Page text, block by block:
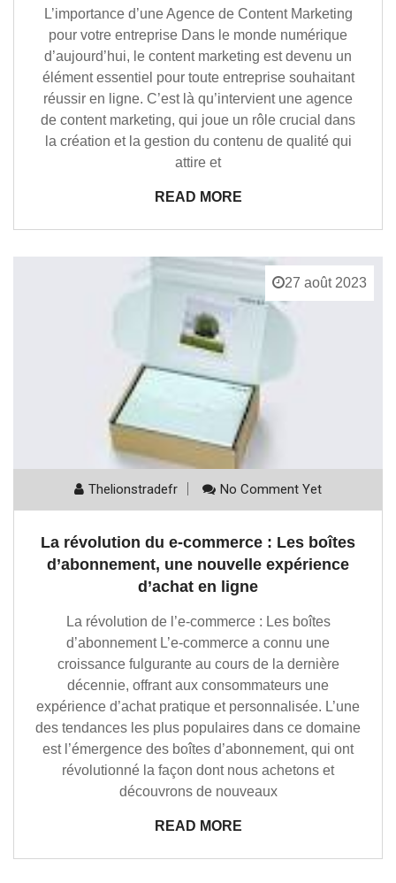
L’importance d’une Agence de Content Marketing
pour votre entreprise Dans le monde numérique
d’aujourd’hui, le content marketing est devenu un
élément essentiel pour toute entreprise souhaitant
réussir en ligne. C’est là qu’intervient une agence
de content marketing, qui joue un rôle crucial dans
la création et la gestion du contenu de qualité qui
attire et
READ MORE
27 août 2023
Thelionstradefr No Comment Yet
La révolution du e-commerce : Les boîtes
d’abonnement, une nouvelle expérience
d’achat en ligne
La révolution de l’e-commerce : Les boîtes
d’abonnement L’e-commerce a connu une
croissance fulgurante au cours de la dernière
décennie, offrant aux consommateurs une
expérience d’achat pratique et personnalisée. L’une
des tendances les plus populaires dans ce domaine
est l’émergence des boîtes d’abonnement, qui ont
révolutionné la façon dont nous achetons et
découvrons de nouveaux
READ MORE